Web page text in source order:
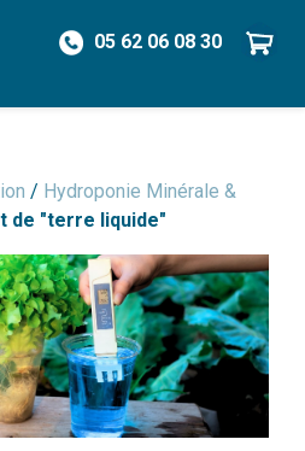
05 62 06 08 30
/ Hydroponie Minérale &
de "terre liquide"